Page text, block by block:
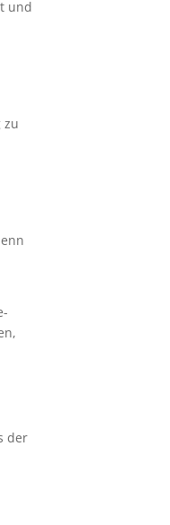
und
zu
der